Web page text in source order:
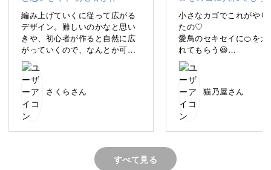
紙バンドという環境にやさしい素材を使った、ナチュラル
な雰囲気のかごです。
おしゃれなかごはお人形の小物としてだけでなく、お部屋
のインテリアにも活躍してくれますよ♪
編み上げていくに従って広がる
デザイン。難しいのかなと思い
きや、初心者が作ると自然に広
がっていくので、なんとか可愛
くなりました(^^)
さくらさん
小さなカゴでこれがやり
たの♡
愛鳥のセキセイに🍊をカ
れてもらう😆
でも足をかけて倒しちゃ
丈の短いカゴもいつか作
たい。
猫乃屋さん
すべて見る